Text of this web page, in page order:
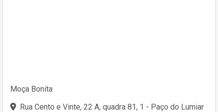
Moça Bonita
Rua Cento e Vinte, 22 A, quadra 81, 1 - Paço do Lumiar